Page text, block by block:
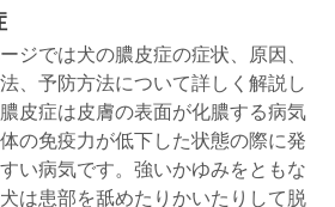
ジでは犬の膿皮症の症状、原因、
、予防方法について詳しく解説し
皮症は皮膚の表面が化膿する病気
の免疫力が低下した状態の際に発
い病気です。強いかゆみをともな
は患部を舐めたりかいたりして脱